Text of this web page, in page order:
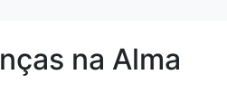
na Alma